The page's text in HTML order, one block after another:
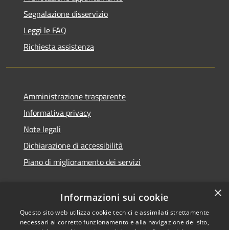
Segnalazione disservizio
Leggi le FAQ
Richiesta assistenza
Amministrazione trasparente
Informativa privacy
Note legali
Dichiarazione di accessibilità
Piano di miglioramento dei servizi
RSS
Accessibilità
Copyright © 2026 • Comune di
Treviglio • Powered by
×
Informazioni sui cookie
Questo sito web utilizza cookie tecnici e assimilati strettamente
necessari al corretto funzionamento e alla navigazione del sito,